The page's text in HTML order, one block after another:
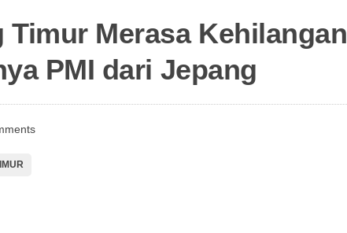
Merasa Kehilangan
PMI dari Jepang